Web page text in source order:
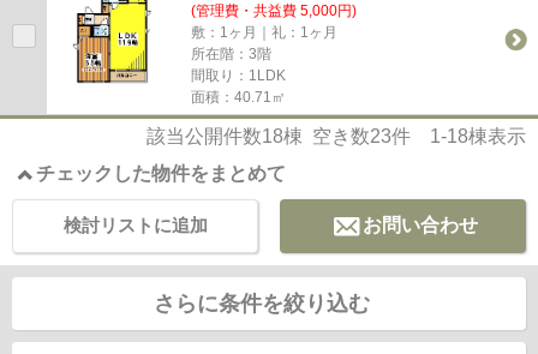
(管理費・共益費 5,000円)
敷：1ヶ月｜礼：1ヶ月
所在階：3階
間取り：1LDK
面積：40.71㎡
該当公開件数18棟 空き数23件 1-18棟表示
チェックした物件をまとめて
お問い合わせ
検討リストに追加
さらに条件を絞り込む